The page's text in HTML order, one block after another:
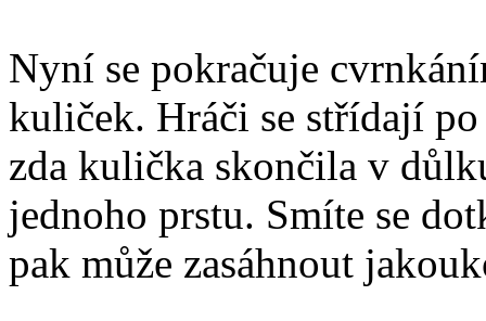
Nyní se pokračuje
kuliček. Hráči se střídají
zda kulička skončila v
jednoho prstu. Smíte se
pak může zasáhnout